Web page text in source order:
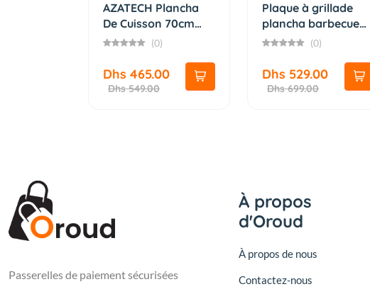
AZATECH Plancha
De Cuisson 70cm
Antiadhé...
(0)
Dhs 465.00
Dhs 549.00
Plaque à grillade
plancha barbecue
élect...
(0)
Dhs 529.00
Dhs 699.00
Passerelles de paiement sécurisées
À propos
d'Oroud
À propos de nous
Contactez-nous